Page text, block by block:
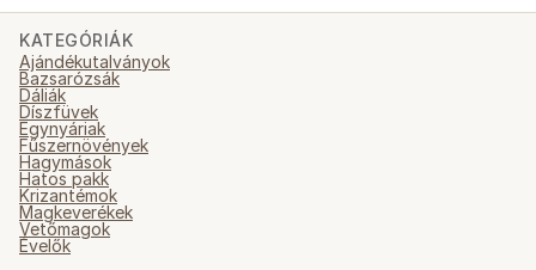
KATEGÓRIÁK
Ajándékutalványok
Bazsarózsák
Dáliák
Díszfüvek
Egynyáriak
Fűszernövények
Hagymások
Hatos pakk
Krizantémok
Magkeverékek
Vetőmagok
Évelők